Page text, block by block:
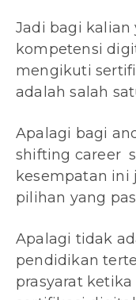
Jadi bagi
kompetensi
mengikuti
adalah salah
Apalagi bagi
shifting career
kesempatan ini
pilihan yang
Apalagi tidak
pendidikan
prasyarat